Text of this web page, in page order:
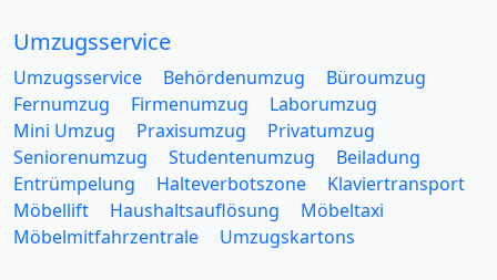
Umzugsservice
Umzugsservice Behördenumzug
Büroumzug
Fernumzug
Firmenumzug
Laborumzug
Mini Umzug
Praxisumzug
Privatumzug
Seniorenumzug
Studentenumzug
Beiladung
Entrümpelung
Halteverbotszone
Klaviertransport
Möbellift
Haushaltsauflösung
Möbeltaxi
Möbelmitfahrzentrale
Umzugskartons